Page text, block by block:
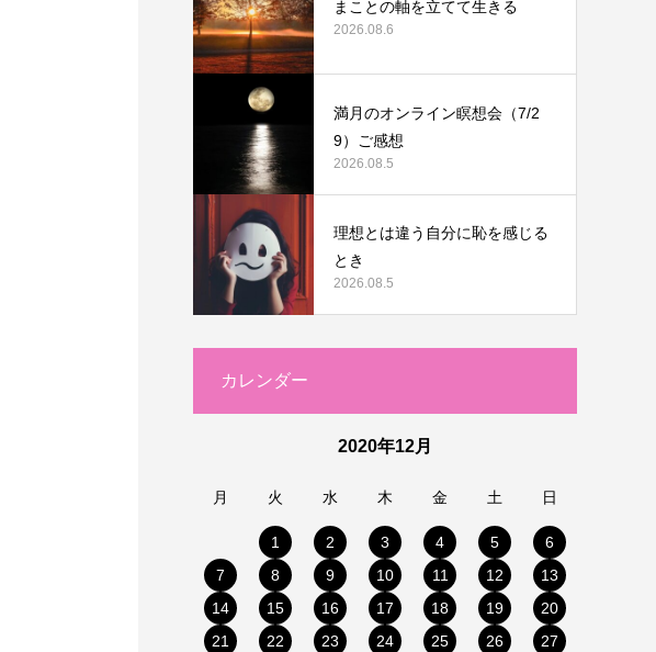
まことの軸を立てて生きる
2026.08.6
満月のオンライン瞑想会（7/2
9）ご感想
2026.08.5
理想とは違う自分に恥を感じる
とき
2026.08.5
カレンダー
2020年12月
月 火 水 木 金 土 日
1 2 3 4 5
6
7
8 9 10 11 12
13
14
15 16 17 18 19
20
21
22 23 24 25 26
27